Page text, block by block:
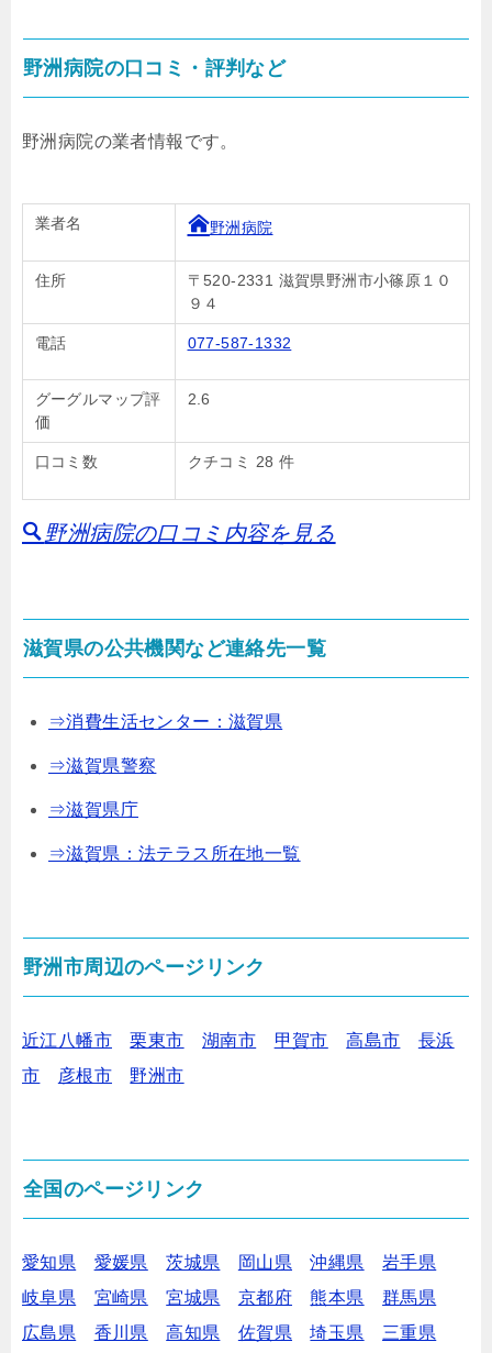
野洲病院の口コミ・評判など
野洲病院の業者情報です。
業者名 野洲病院
住所
〒520-2331 滋賀県野洲市小篠原１０
９４
電話 077-587-1332
グーグルマップ評
価
2.6
口コミ数 クチコミ 28 件
野洲病院の口コミ内容を見る
滋賀県の公共機関など連絡先一覧
⇒消費生活センター：滋賀県
⇒滋賀県警察
⇒滋賀県庁
⇒滋賀県：法テラス所在地一覧
野洲市周辺のページリンク
近江八幡市 栗東市 湖南市 甲賀市 高島市
長浜
市
彦根市 野洲市
全国のページリンク
愛知県 愛媛県 茨城県 岡山県 沖縄県
岩手県
岐阜県
宮崎県 宮城県 京都府 熊本県
群馬県
広島県
香川県 高知県 佐賀県 埼玉県
三重県